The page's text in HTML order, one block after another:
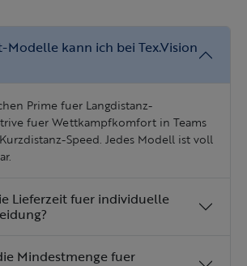
Modelle kann ich bei Tex.Vision
Prime fuer Langdistanz-
fuer Wettkampfkomfort in Teams
Speed. Jedes Modell ist voll
Lieferzeit fuer individuelle
Mindestmenge fuer